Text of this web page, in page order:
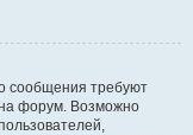
сообщения требуют
форум. Возможно